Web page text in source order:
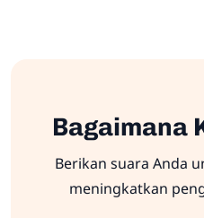
Bagaimana
Berikan suara Anda
meningkatkan